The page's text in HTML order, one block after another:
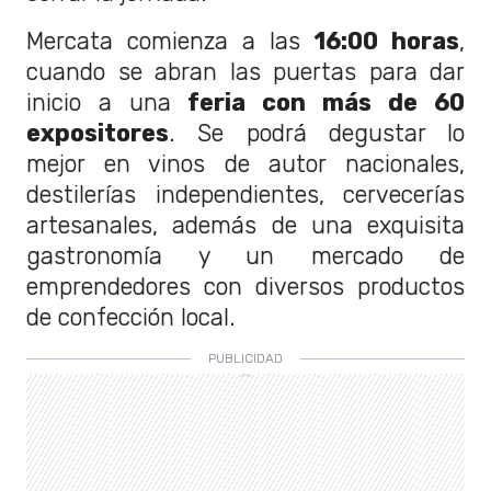
Mercata comienza a las16:00 horas,
cuando se abran las puertas para dar
inicio a una feria con más de 60
expositores. Se podrá degustar lo
mejor en vinos de autor nacionales,
destilerías independientes, cervecerías
artesanales, además de una exquisita
gastronomía y un mercado de
emprendedores con diversos productos
de confección local.